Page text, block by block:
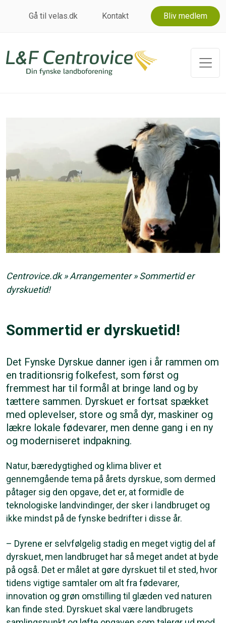
Gå til velas.dk Kontakt Bliv medlem
Centrovice.dk»Arrangementer»Sommertid er
dyrskuetid!
Sommertid er dyrskuetid!
Det Fynske Dyrskue danner igen i år rammen om
en traditionsrig folkefest, som først og
fremmest har til formål at bringe land og by
tættere sammen. Dyrskuet er fortsat spækket
med oplevelser, store og små dyr, maskiner og
lækre lokale fødevarer, men denne gang i en ny
og moderniseret indpakning.
Natur, bæredygtighed og klima bliver et
gennemgående tema på årets dyrskue, som dermed
påtager sig den opgave, det er, at formidle de
teknologiske landvindinger, der sker i landbruget og
ikke mindst på de fynske bedrifter i disse år.
– Dyrene er selvfølgelig stadig en meget vigtig del af
dyrskuet, men landbruget har så meget andet at byde
på også. Det er målet at gøre dyrskuet til et sted, hvor
tidens vigtige samtaler om alt fra fødevarer,
innovation og grøn omstilling til glæden ved naturen
kan finde sted. Dyrskuet skal være landbrugets